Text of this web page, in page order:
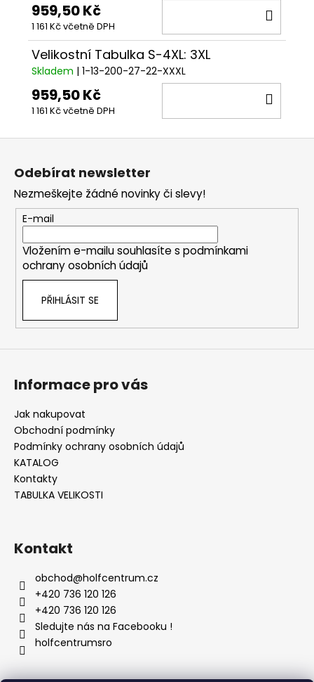
959,50 Kč
1 161 Kč včetně DPH
Velikostní Tabulka S-4XL: 3XL
Skladem | 1-13-200-27-22-XXXL
959,50 Kč
1 161 Kč včetně DPH
Z
Odebírat newsletter
Nezmeškejte žádné novinky či slevy!
E-mail
Vložením e-mailu souhlasíte s podmínkami
ochrany osobních údajů
PŘIHLÁSIT SE
Informace pro vás
Jak nakupovat
Obchodní podmínky
Podmínky ochrany osobních údajů
KATALOG
Kontakty
TABULKA VELIKOSTI
Kontakt
obchod@holfcentrum.cz
+420 736 120 126
+420 736 120 126
Sledujte nás na Facebooku !
holfcentrumsro